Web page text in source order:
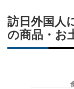
訪日外国人
の商品・お